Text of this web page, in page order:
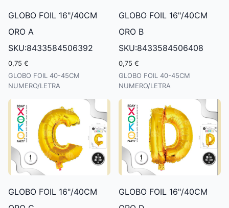
GLOBO FOIL 16"/40CM
ORO A
SKU:8433584506392
0,75 €
GLOBO FOIL 40-45CM
NUMERO/LETRA
GLOBO FOIL 16"/40CM
ORO B
SKU:8433584506408
0,75 €
GLOBO FOIL 40-45CM
NUMERO/LETRA
GLOBO FOIL 16"/40CM
GLOBO FOIL 16"/40CM